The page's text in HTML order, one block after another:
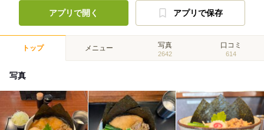
アプリで開く アプリで保存
トップ メニュー 写真
2642
口コミ
614
写真